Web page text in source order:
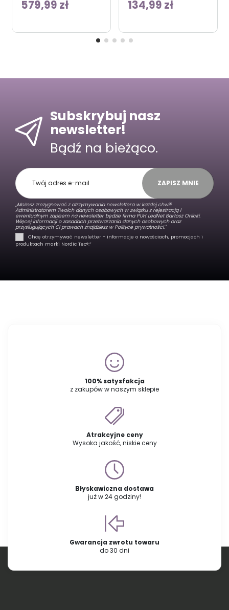
579,99 zł 134,99 zł
Subskrybuj nasz
newsletter!
Bądź na bieżąco.
ZAPISZ MNIE
„Możesz zrezygnować z otrzymywania newslettera w każdej chwili.
Administratorem Twoich danych osobowych w związku z rejestracją i
ewentualnym zapisem na newsletter będzie firma PUH LedNet Bartosz Orlicki.
Więcej informacji o zasadach przetwarzania danych osobowych oraz
przysługujących Ci prawach znajdziesz wPolityce prywatności."
Chcę otrzymywać newsletter - informacje o nowościach, promocjach i
produktach marki Nordic Tec®️.”
100% satysfakcja
z zakupów w naszym sklepie
Atrakcyjne ceny
Wysoka jakość, niskie ceny
Błyskawiczna dostawa
już w 24 godziny!
Gwarancja zwrotu towaru
do 30 dni